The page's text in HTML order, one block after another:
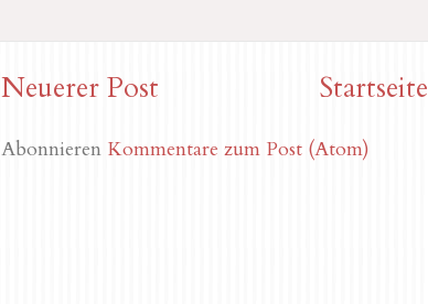
Neuerer Post Startseite
Abonnieren Kommentare zum Post (Atom)